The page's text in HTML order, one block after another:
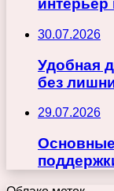
30.07.2026
Удобная
без
29.07.2026